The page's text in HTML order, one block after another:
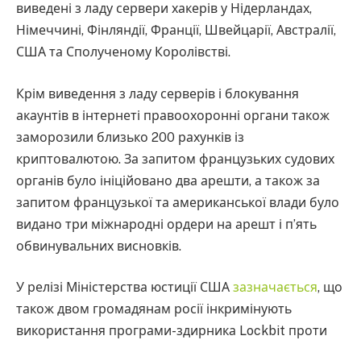
виведені з ладу сервери хакерів у Нідерландах,
Німеччині, Фінляндії, Франції, Швейцарії, Австралії,
США та Сполученому Королівстві.
Крім виведення з ладу серверів і блокування
акаунтів в інтернеті правоохоронні органи також
заморозили близько 200 рахунків із
криптовалютою. За запитом французьких судових
органів було ініційовано два арешти, а також за
запитом французької та американської влади було
видано три міжнародні ордери на арешт і п’ять
обвинувальних висновків.
У релізі Міністерства юстиції США зазначається, що
також двом громадянам росії інкримінують
використання програми-здирника Lockbit проти